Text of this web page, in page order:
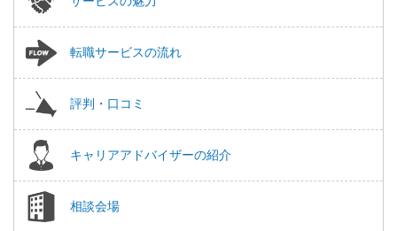
転職サービスの流れ
評判・口コミ
キャリアアドバイザーの紹介
相談会場